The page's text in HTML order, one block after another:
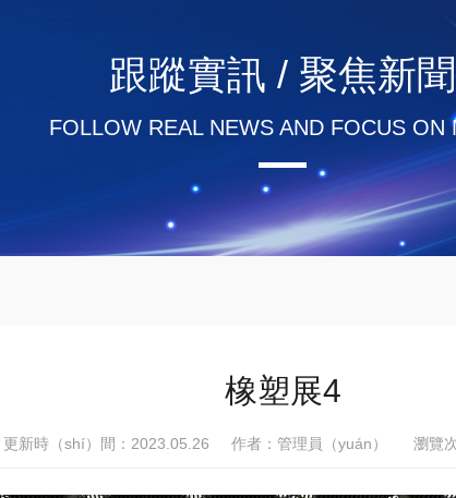
跟蹤實訊 / 聚焦新聞
FOLLOW REAL NEWS AND FOCUS ON
橡塑展4
更新時（shí）間：2023.05.26 作者：管理員（yuán） 瀏覽次